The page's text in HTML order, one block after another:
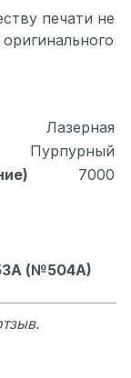
печати не
Лазерная
Пурпурный
7000
(№504A)